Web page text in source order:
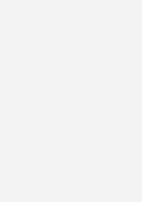
ciertas
han perdido
centrado en las
ser un juguete de
y colocarse